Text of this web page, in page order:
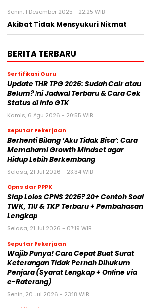
Senin, 1 Desember 2025 - 22:25 WIB
Akibat Tidak Mensyukuri Nikmat
BERITA TERBARU
Sertifikasi Guru
Update THR TPG 2026: Sudah Cair atau
Belum? Ini Jadwal Terbaru & Cara Cek
Status di Info GTK
Kamis, 6 Agu 2026 - 20:55 WIB
Seputar Pekerjaan
Berhenti Bilang ‘Aku Tidak Bisa’: Cara
Memahami Growth Mindset agar
Hidup Lebih Berkembang
Selasa, 21 Jul 2026 - 23:34 WIB
Cpns dan PPPK
Siap Lolos CPNS 2026? 20+ Contoh Soal
TWK, TIU & TKP Terbaru + Pembahasan
Lengkap
Selasa, 21 Jul 2026 - 07:19 WIB
Seputar Pekerjaan
Wajib Punya! Cara Cepat Buat Surat
Keterangan Tidak Pernah Dihukum
Penjara (Syarat Lengkap + Online via
e-Raterang)
Senin, 20 Jul 2026 - 23:18 WIB